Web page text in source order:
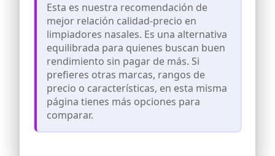
Esta es nuestra recomendación de
mejor relación calidad-precio en
limpiadores nasales. Es una alternativa
equilibrada para quienes buscan buen
rendimiento sin pagar de más. Si
prefieres otras marcas, rangos de
precio o características, en esta misma
página tienes más opciones para
comparar.